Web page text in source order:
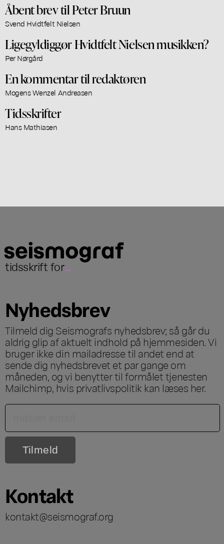
Åbent brev til Peter Bruun
Svend Hvidtfelt Nielsen
Ligegyldiggør Hvidtfelt Nielsen musikken?
Per Nørgård
En kommentar til redaktøren
Mogens Wenzel Andreasen
Tidsskrifter
Hans Mathiasen
tidsskrift for...
Nyhedsbrev
Tilmeld dig Seismografs nyhedsbrev; så går du
aldrig glip af aktuelt indhold på hjemmesiden. Vi
bruger ikke din mailadresse til andet end at
sende dig nyhedsbrevet et par gange om
måneden, og vi benytter til formålet tjenesten
Mailchimp, hvis privatlivspolitik kan læses her.
Kontakt
kontakt@seismograf.org